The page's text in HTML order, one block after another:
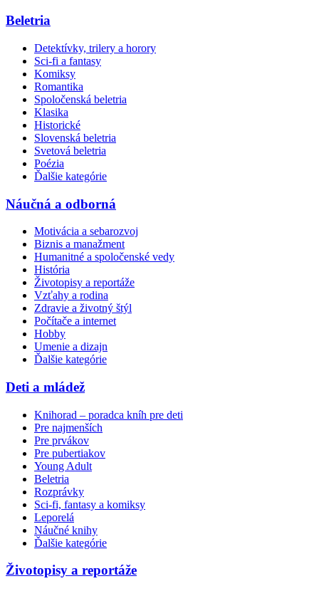
Beletria
Detektívky, trilery a horory
Sci-fi a fantasy
Komiksy
Romantika
Spoločenská beletria
Klasika
Historické
Slovenská beletria
Svetová beletria
Poézia
Ďalšie kategórie
Náučná a odborná
Motivácia a sebarozvoj
Biznis a manažment
Humanitné a spoločenské vedy
História
Životopisy a reportáže
Vzťahy a rodina
Zdravie a životný štýl
Počítače a internet
Hobby
Umenie a dizajn
Ďalšie kategórie
Deti a mládež
Knihorad – poradca kníh pre deti
Pre najmenších
Pre prvákov
Pre pubertiakov
Young Adult
Beletria
Rozprávky
Sci-fi, fantasy a komiksy
Leporelá
Náučné knihy
Ďalšie kategórie
Životopisy a reportáže